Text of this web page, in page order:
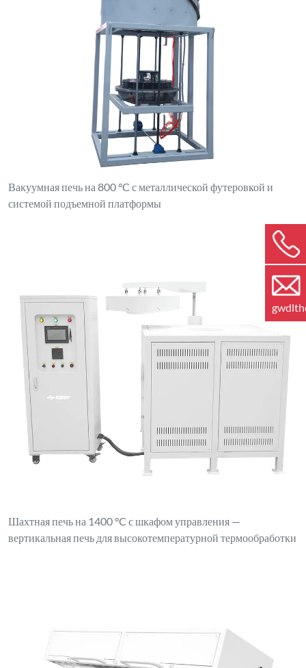
Вакуумная печь на 800 °C с металлической футеровкой и
системой подъемной платформы
Шахтная печь на 1400 °C с шкафом управления —
вертикальная печь для высокотемпературной термообработки